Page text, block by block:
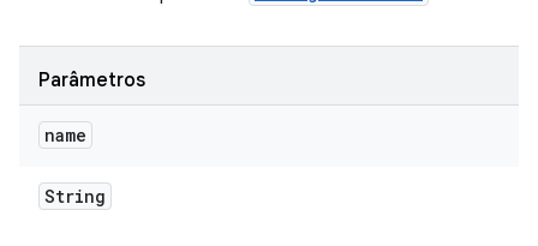
Parâmetros
name
String